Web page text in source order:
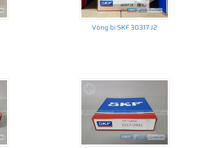
Vòng bi SKF 30317 J2